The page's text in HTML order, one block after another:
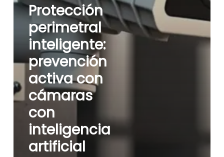
Protección
perimetral
inteligente:
prevención
activa con
cámaras
con
inteligencia
artificial